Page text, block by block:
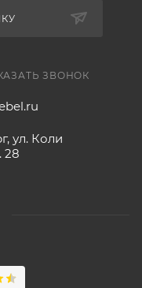
ЗВОНОК
ул. Коли
28